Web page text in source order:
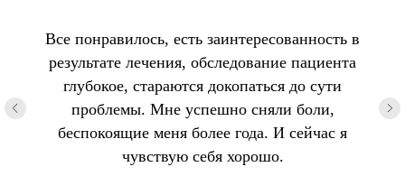
Все понравилось, есть заинтересованность в
результате лечения, обследование пациента
глубокое, стараются докопаться до сути
проблемы. Мне успешно сняли боли,
беспокоящие меня более года. И сейчас я
чувствую себя хорошо.